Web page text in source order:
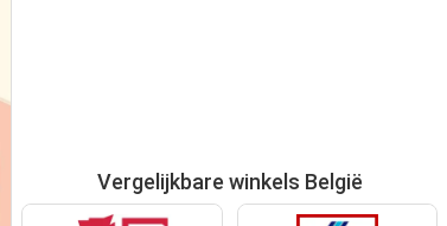
Vergelijkbare winkels België